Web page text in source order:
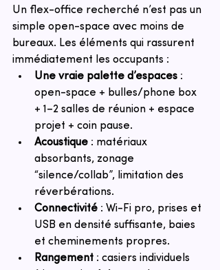
Un flex-office recherché n’est pas un
simple open-space avec moins de
bureaux. Les éléments qui rassurent
immédiatement les occupants :
Une vraie palette d’espaces :
open-space + bulles/phone box
+ 1–2 salles de réunion + espace
projet + coin pause.
Acoustique : matériaux
absorbants, zonage
“silence/collab”, limitation des
réverbérations.
Connectivité : Wi-Fi pro, prises et
USB en densité suffisante, baies
et cheminements propres.
Rangement : casiers individuels